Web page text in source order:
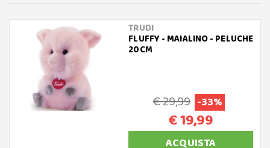
TRUDI
FLUFFY - MAIALINO - PELUCHE
20CM
€ 29,99 -33%
€ 19,99
ACQUISTA